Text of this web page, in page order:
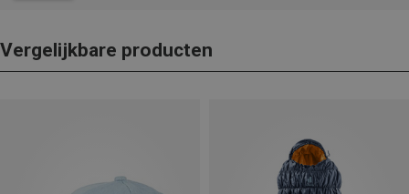
Vergelijkbare producten